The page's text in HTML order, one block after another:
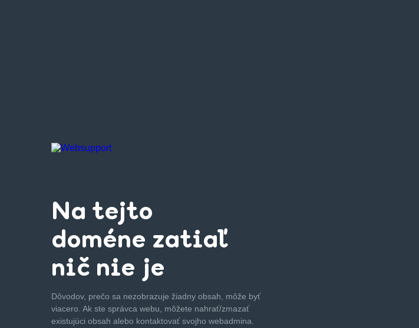
Na tejto
doméne zatiaľ
nič nie je
Dôvodov, prečo sa nezobrazuje žiadny obsah, môže byť
viacero. Ak ste správca webu, môžete nahrať/zmazať
existujúci obsah alebo kontaktovať svojho webadmina.